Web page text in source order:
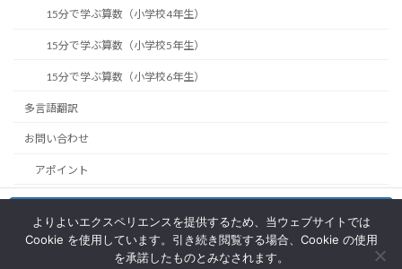
15分で学ぶ算数（小学校4年生）
15分で学ぶ算数（小学校5年生）
15分で学ぶ算数（小学校6年生）
多言語翻訳
お問い合わせ
アポイント
EduBridgeの利用方法
Facebook
お問い合わせ
Login to Lab
よりよいエクスペリエンスを提供するため、当ウェブサイトでは
Cookie を使用しています。引き続き閲覧する場合、Cookie の使用
を承諾したものとみなされます。